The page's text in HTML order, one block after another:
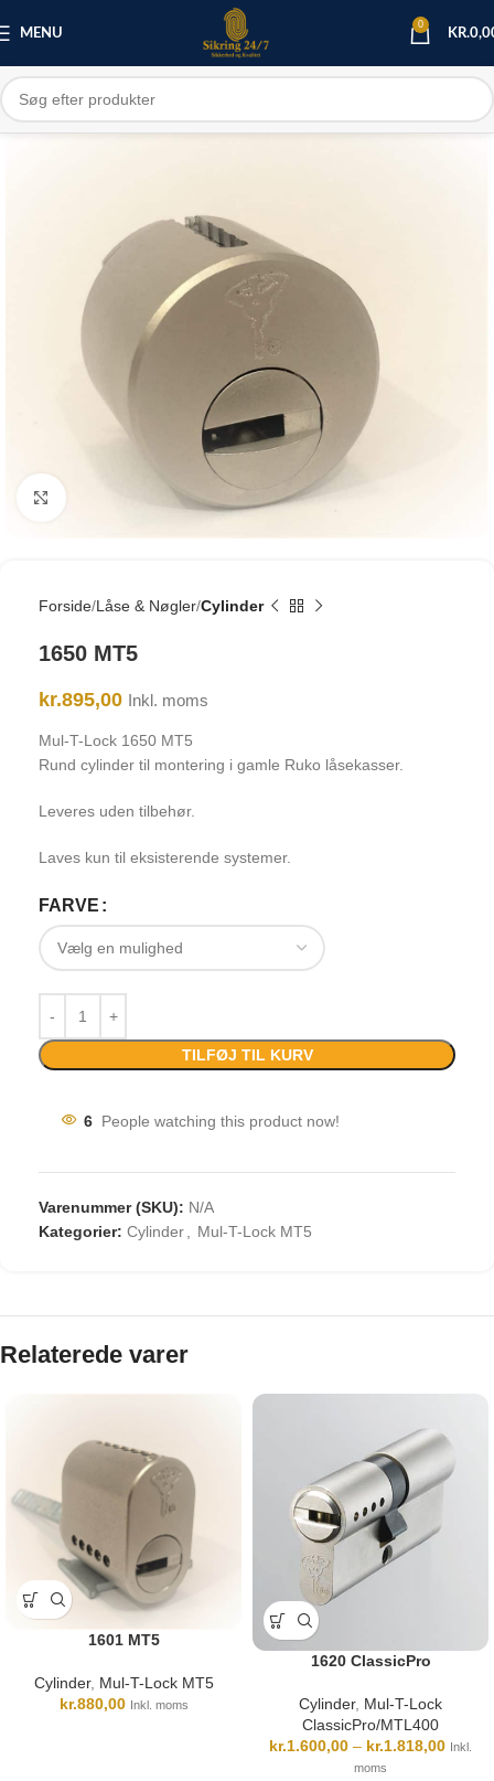
MENU
0
KR.
Forside Låse & Nøgler Cylinder
1650 MT5
kr.895,00 Inkl. moms
Mul-T-Lock 1650 MT5
Rund cylinder til montering i gamle Ruko låsekasser.
Leveres uden tilbehør.
Laves kun til eksisterende systemer.
FARVE
TILFØJ TIL KURV
6 People watching this product now!
Varenummer (SKU): N/A
Kategorier: Cylinder, Mul-T-Lock MT5
Relaterede varer
1601 MT5
Cylinder, Mul-T-Lock MT5
kr.880,00 Inkl. moms
1620 ClassicPro
Cylinder, Mul-T-Lock
ClassicPro/MTL400
kr.1.600,00 – kr.1.818,00 Inkl.
moms